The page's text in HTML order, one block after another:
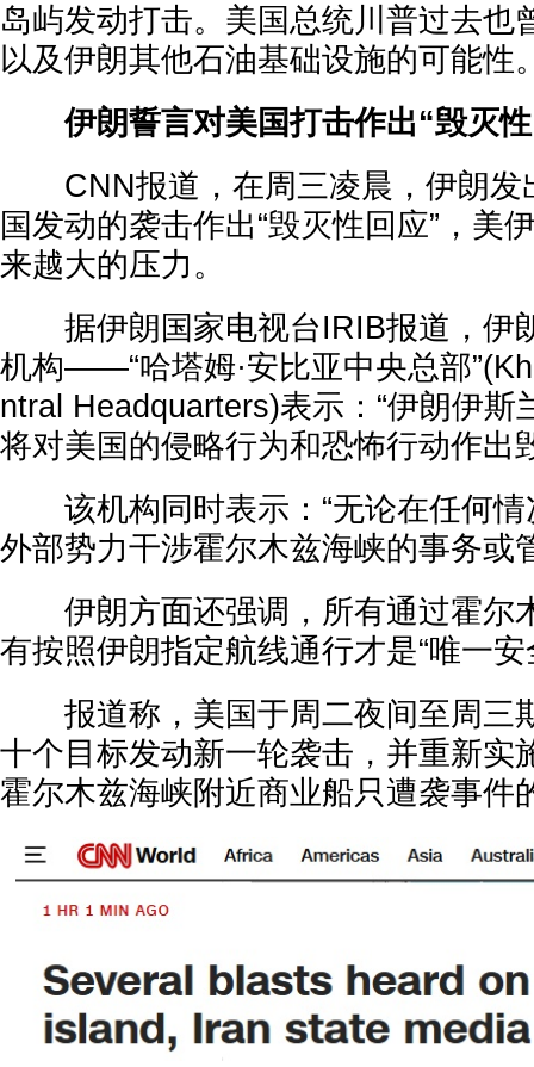
岛屿发动打击。美国总统川普过去也
以及伊朗其他石油基础设施的可能性
伊朗誓言对美国打击作出“毁灭
CNN报道，在周三凌晨，伊朗发
国发动的袭击作出“毁灭性回应”，美
来越大的压力。
据伊朗国家电视台IRIB报道，伊
机构——“哈塔姆·安比亚中央总部
ntral Headquarters)表示：“伊朗伊斯
将对美国的侵略行为和恐怖行动作出
该机构同时表示：“无论在任何情
外部势力干涉霍尔木兹海峡的事务或
伊朗方面还强调，所有通过霍尔
有按照伊朗指定航线通行才是“唯一安
报道称，美国于周二夜间至周三
十个目标发动新一轮袭击，并重新实
霍尔木兹海峡附近商业船只遭袭事件